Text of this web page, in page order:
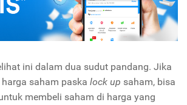
ini dalam dua sudut pandang. Jika
saham paska lock up saham, bisa
membeli saham di harga yang